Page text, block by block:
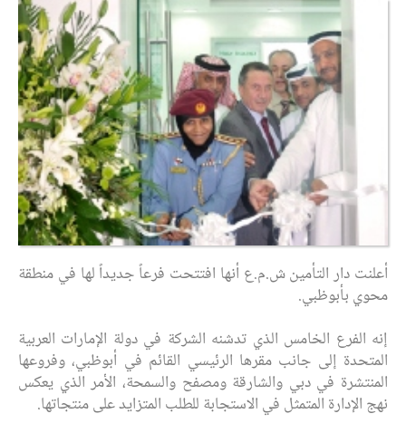
أعلنت دار التأمين ش.م.ع أنها افتتحت فرعاً جديداً لها في منطقة
محوي بأبوظبي.
إنه الفرع الخامس الذي تدشنه الشركة في دولة الإمارات العربية
المتحدة إلى جانب مقرها الرئيسي القائم في أبوظبي، وفروعها
المنتشرة في دبي والشارقة ومصفح والسمحة، الأمر الذي يعكس
نهج الإدارة المتمثل في الاستجابة للطلب المتزايد على منتجاتها.